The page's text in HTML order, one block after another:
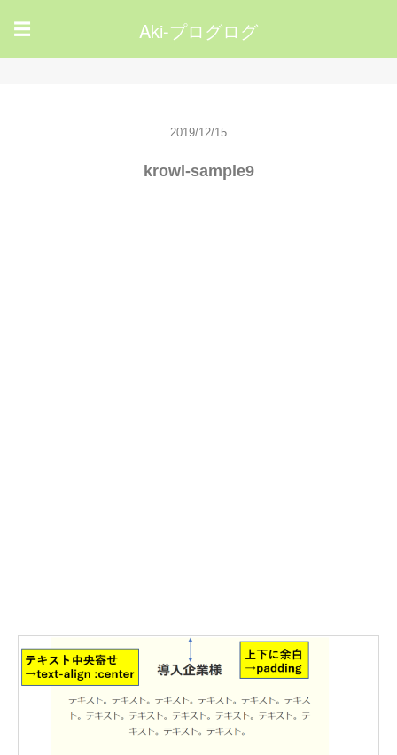
☰ Aki-プログログ
2019/12/15
krowl-sample9